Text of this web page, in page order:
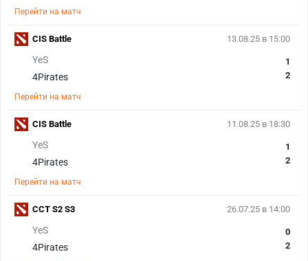
Перейти на матч
13.08.25 в 15:00
YeS
4Pirates
1
2
Перейти на матч
CIS Battle
11.08.25 в 18:30
YeS
4Pirates
1
2
Перейти на матч
CIS Battle
26.07.25 в 14:00
YeS
4Pirates
0
2
CCT S2 S3